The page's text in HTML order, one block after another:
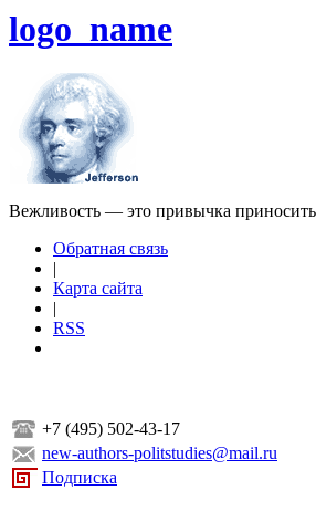
logo_name
Вежливость — это привычка приносить
Обратная связь
|
Карта сайта
|
RSS
+7 (495) 502-43-17
new-authors-politstudies@mail.ru
Подписка